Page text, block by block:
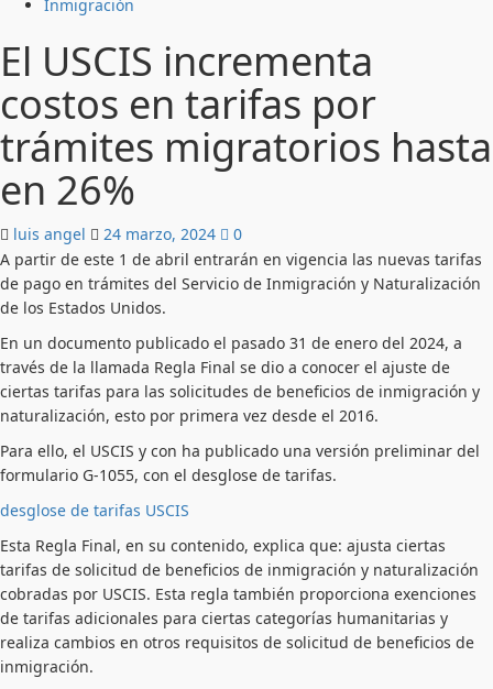
Inmigración
El USCIS incrementa
costos en tarifas por
trámites migratorios hasta
en 26%
luis angel 24 marzo, 2024
0
A partir de este 1 de abril entrarán en vigencia las nuevas tarifas
de pago en trámites del Servicio de Inmigración y Naturalización
de los Estados Unidos.
En un documento publicado el pasado 31 de enero del 2024, a
través de la llamada Regla Final se dio a conocer el ajuste de
ciertas tarifas para las solicitudes de beneficios de inmigración y
naturalización, esto por primera vez desde el 2016.
Para ello, el USCIS y con ha publicado una versión preliminar del
formulario G-1055, con el desglose de tarifas.
desglose de tarifas USCIS
Esta Regla Final, en su contenido, explica que: ajusta ciertas
tarifas de solicitud de beneficios de inmigración y naturalización
cobradas por USCIS. Esta regla también proporciona exenciones
de tarifas adicionales para ciertas categorías humanitarias y
realiza cambios en otros requisitos de solicitud de beneficios de
inmigración.